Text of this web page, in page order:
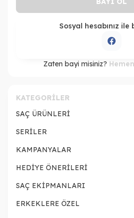
Sosyal hesabınız ile
Zaten bayi misiniz?
KATEGORILER
SAÇ ÜRÜNLERİ
SERİLER
KAMPANYALAR
HEDİYE ÖNERİLERİ
SAÇ EKİPMANLARI
ERKEKLERE ÖZEL